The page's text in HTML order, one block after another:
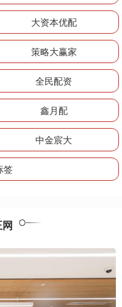
大资本优配
策略大赢家
全民配资
鑫月配
中金宸大
签